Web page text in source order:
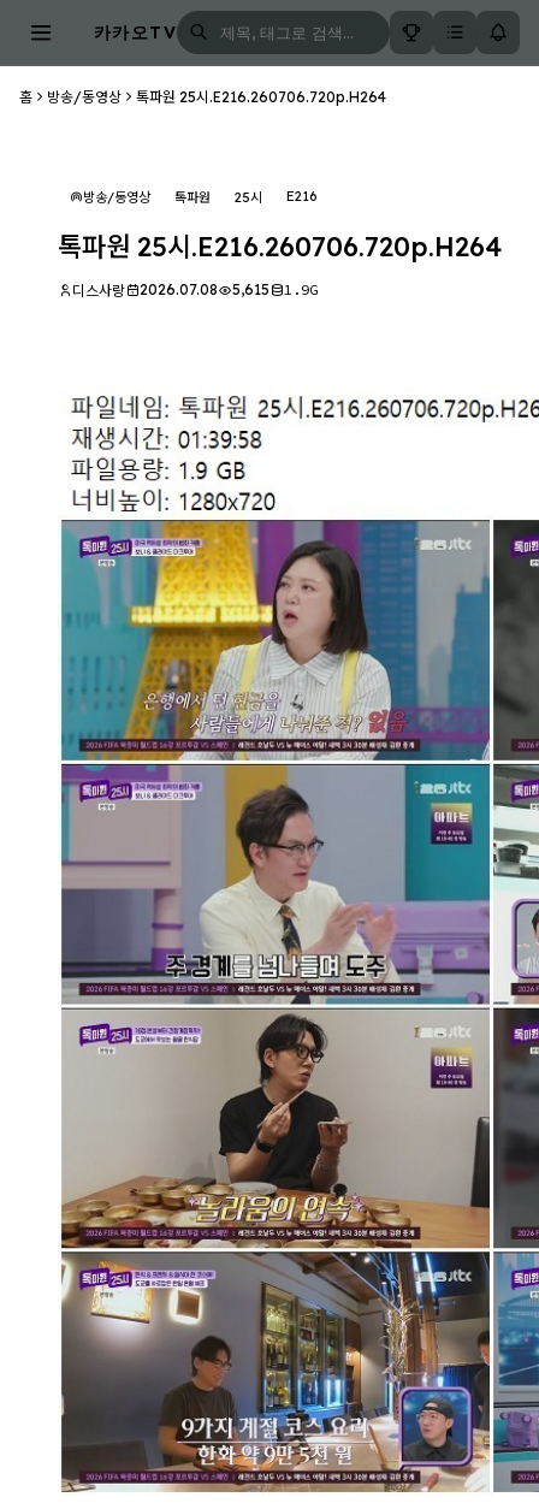
카카오TV
홈 방송/동영상 톡파원 25시.E216.260706.720p.H264
방송/동영상 톡파원 25시 E216
톡파원 25시.E216.260706.720p.H264
디스사랑 2026.07.08 5,615 1.9G